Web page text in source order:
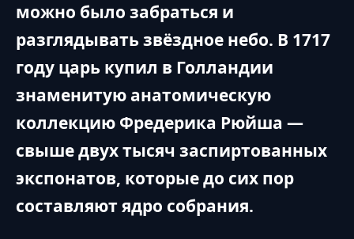
можно было забраться и
разглядывать звёздное небо. В 1717
году царь купил в Голландии
знаменитую анатомическую
коллекцию Фредерика Рюйша —
свыше двух тысяч заспиртованных
экспонатов, которые до сих пор
составляют ядро собрания.